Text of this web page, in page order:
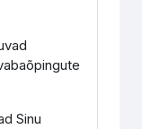
Sinu